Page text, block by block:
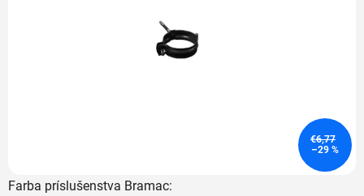
Farba príslušenstva Bramac:
€6,77
–29 %